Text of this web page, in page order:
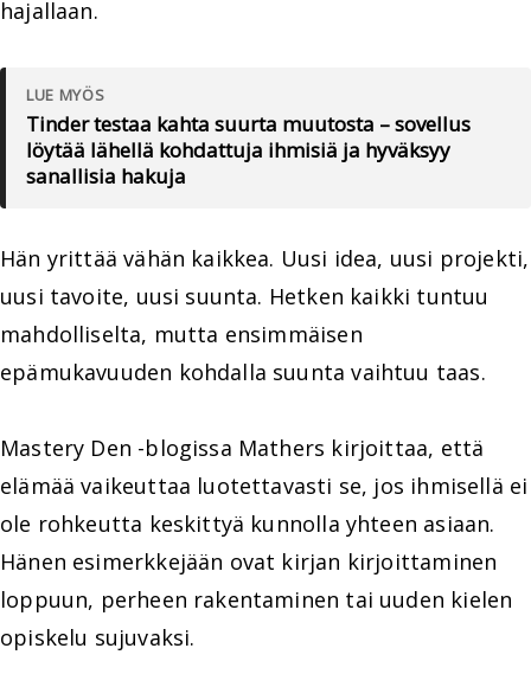
hajallaan.
LUE MYÖS
Tinder testaa kahta suurta muutosta – sovellus
löytää lähellä kohdattuja ihmisiä ja hyväksyy
sanallisia hakuja
Hän yrittää vähän kaikkea. Uusi idea, uusi projekti,
uusi tavoite, uusi suunta. Hetken kaikki tuntuu
mahdolliselta, mutta ensimmäisen
epämukavuuden kohdalla suunta vaihtuu taas.
Mastery Den -blogissa Mathers kirjoittaa, että
elämää vaikeuttaa luotettavasti se, jos ihmisellä ei
ole rohkeutta keskittyä kunnolla yhteen asiaan.
Hänen esimerkkejään ovat kirjan kirjoittaminen
loppuun, perheen rakentaminen tai uuden kielen
opiskelu sujuvaksi.